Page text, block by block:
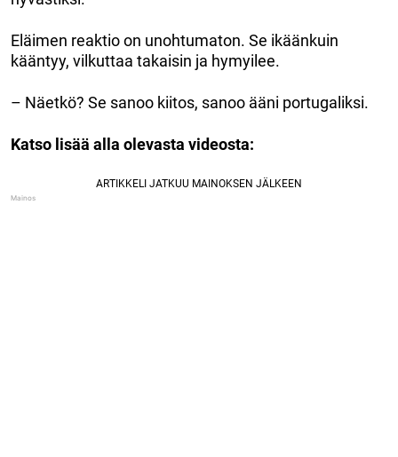
Eläimen reaktio on unohtumaton. Se ikäänkuin
kääntyy, vilkuttaa takaisin ja hymyilee.
– Näetkö? Se sanoo kiitos, sanoo ääni portugaliksi.
Katso lisää alla olevasta videosta: